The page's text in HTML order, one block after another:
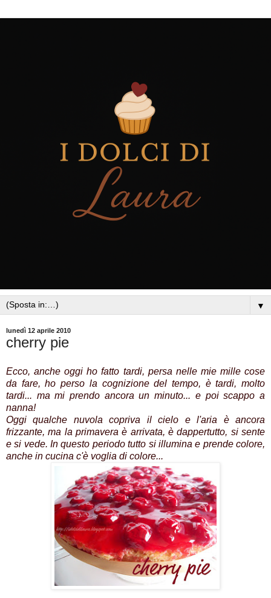
▼
lunedì 12 aprile 2010
cherry pie
Ecco, anche oggi ho fatto tardi, persa nelle mie mille cose
da fare, ho perso la cognizione del tempo, è tardi, molto
tardi... ma mi prendo ancora un minuto... e poi scappo a
nanna!
Oggi qualche nuvola copriva il cielo e l'aria è ancora
frizzante, ma la primavera è arrivata, è dappertutto, si sente
e si vede. In questo periodo tutto si illumina e prende colore,
anche in cucina c'è voglia di colore...